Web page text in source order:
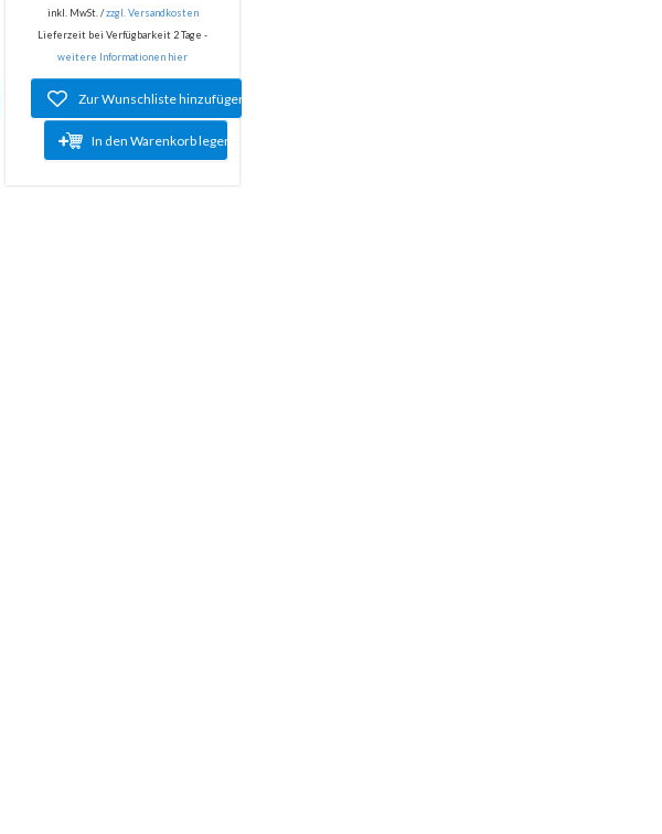
inkl. MwSt. /zzgl. Versandkosten
Lieferzeit bei Verfügbarkeit 2 Tage -
weitere Informationen hier
Zur Wunschliste hinzufügen
In den Warenkorb legen